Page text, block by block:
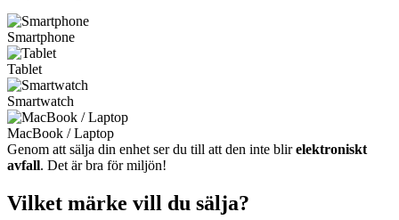
Smartphone
Tablet
Smartwatch
MacBook / Laptop
Genom att sälja din enhet ser du till att den inte blirelektroniskt
avfall. Det är bra för miljön!
Vilket märke vill du sälja?